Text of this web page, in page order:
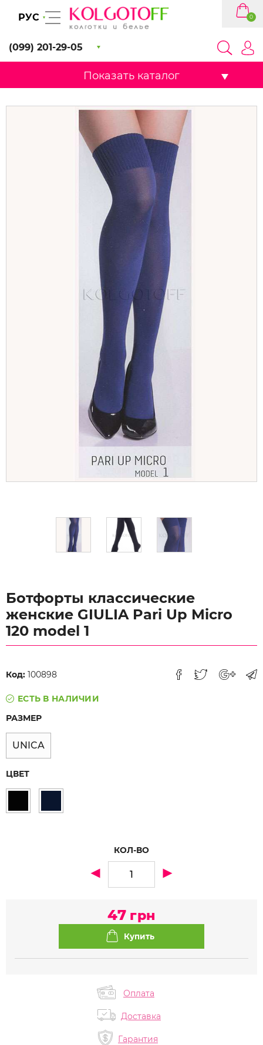
РУС
(099) 201-29-05
0
Показать каталог
Ботфорты классические
женские GIULIA Pari Up Micro
120 model 1
Код: 100898
ЕСТЬ В НАЛИЧИИ
РАЗМЕР
UNICA
ЦВЕТ
КОЛ-ВО
47 грн
Оплата
Доставка
Гарантия